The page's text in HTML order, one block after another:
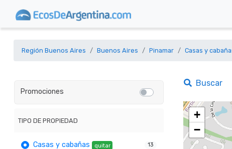
Región Buenos Aires Buenos Aires Pinamar Casas y
Promociones
TIPO DE PROPIEDAD
Casas y cabañas quitar 13
Buscar
+
−